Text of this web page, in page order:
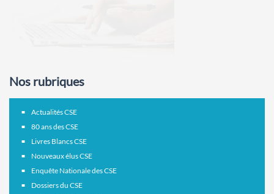
Nos rubriques
Actualités CSE
80 ans des CSE
Livres Blancs CSE
Nouveaux élus CSE
Enquête Nationale des CSE
Dossiers du CSE